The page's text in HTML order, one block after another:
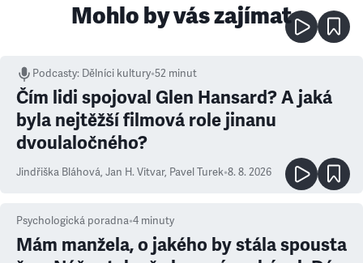
Mohlo by vás zajímat
Podcasty: Dělníci kultury•52 minut
Čím lidi spojoval Glen Hansard? A jaká
byla nejtěžší filmová role jinanu
dvoulaločného?
Jindřiška Bláhová, Jan H. Vitvar, Pavel Turek•8. 8. 2026
Psychologická poradna•4 minuty
Mám manžela, o jakého by stála spousta